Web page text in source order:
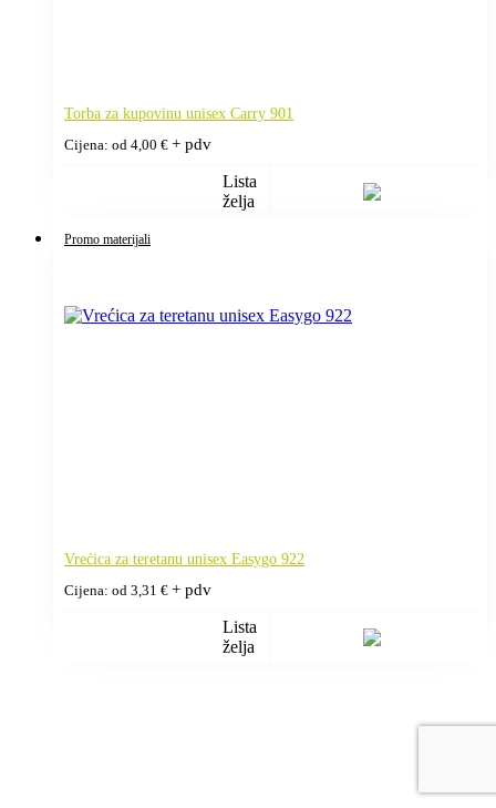
Torba za kupovinu unisex Carry 901
Cijena: od 4,00 € + pdv
Lista
želja
Promo materijali
Vrećica za teretanu unisex Easygo 922
Cijena: od 3,31 € + pdv
Lista
želja